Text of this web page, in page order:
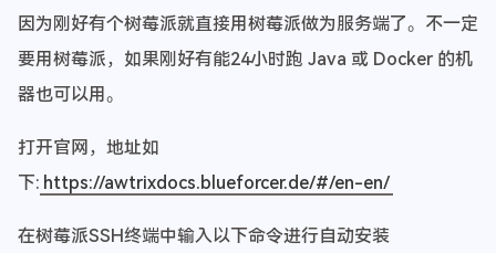
因为刚好有个树莓派就直接用树莓派做为服务端了。不一定
要用树莓派，如果刚好有能24小时跑 Java 或 Docker 的机
器也可以用。
打开官网，地址如
下: https://awtrixdocs.blueforcer.de/#/en-en/
在树莓派SSH终端中输入以下命令进行自动安装